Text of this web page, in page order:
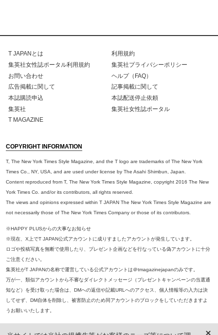
T JAPANとは
利用規約
集英社女性誌ポータル利用規約
集英社プライバシーポリシー
お問い合わせ
ヘルプ（FAQ）
広告掲載に関して
記事掲載に関して
本誌購読申込
本誌配送停止依頼
集英社
集英社女性誌ポータル
T MAGAZINE
COPYRIGHT INFORMATION
T, The New York Times Style Magazine, and the T logo are trademarks of The New York
Times Co., NY, USA, and are used under license by The Asahi Shimbun, Japan.
Content reproduced from T, The New York Times Style Magazine, copyright 2016 The New
York Times Co. and/or its contributors, all rights reserved.
The views and opinions expressed within T JAPAN The New York Times Style Magazine are
not necessarily those of The New York Times Company or those of its contributors.
※HAPPY PLUSからの大事なお知らせ
※現在、X上でT JAPAN公式アカウントに成りすましたアカウントが発生しています。
ロゴや投稿写真を無断で使用したり、プレゼント企画などを行なっている偽アカウントに十分
ご注意ください。
集英社がT JAPANの名称で運営している公式アカウントは＠tmagazinejapanのみです。
万が一、類似アカウントから不審なダイレクトメッセージ（プレゼントキャンペーンの当選通
知など）を受け取った場合は、DMへの返信や記載URLへのアクセス、個人情報等の入力は決
してせず、DM自体を削除し、被害防止のため同アカウントのブロックをしていただきますよ
うお願いいたします。